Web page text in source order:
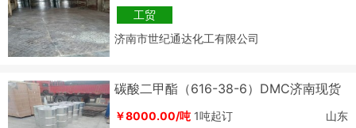
工贸
济南市世纪通达化工有限公司
碳酸二甲酯（616-38-6）DMC济南现货
￥8000.00/吨 1吨起订
山东